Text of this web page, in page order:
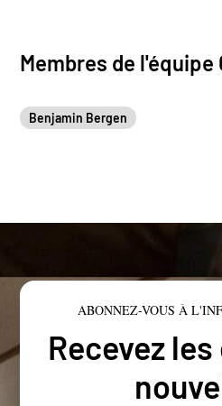
Membres de l'équipe
Benjamin Bergen
ABONNEZ-VOUS À
Recevez